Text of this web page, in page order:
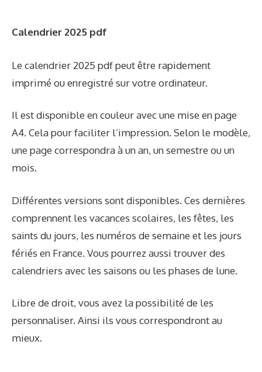
Calendrier 2025 pdf
Le calendrier 2025 pdf peut être rapidement
imprimé ou enregistré sur votre ordinateur.
Il est disponible en couleur avec une mise en page
A4. Cela pour faciliter l’impression. Selon le modèle,
une page correspondra à un an, un semestre ou un
mois.
Différentes versions sont disponibles. Ces dernières
comprennent les vacances scolaires, les fêtes, les
saints du jours, les numéros de semaine et les jours
fériés en France. Vous pourrez aussi trouver des
calendriers avec les saisons ou les phases de lune.
Libre de droit, vous avez la possibilité de les
personnaliser. Ainsi ils vous correspondront au
mieux.